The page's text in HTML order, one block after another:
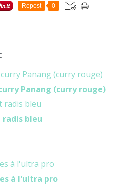
Repost 0
Panang (curry rouge)
radis bleu
à l'ultra pro